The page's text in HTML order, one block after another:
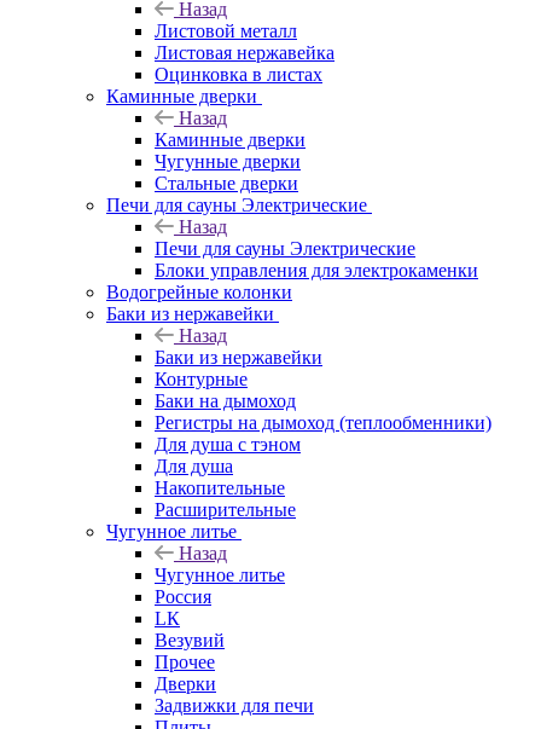
Назад
Листовой металл
Листовая нержавейка
Оцинковка в листах
Каминные дверки
Назад
Каминные дверки
Чугунные дверки
Стальные дверки
Печи для сауны Электрические
Назад
Печи для сауны Электрические
Блоки управления для электрокаменки
Водогрейные колонки
Баки из нержавейки
Назад
Баки из нержавейки
Контурные
Баки на дымоход
Регистры на дымоход (теплообменники)
Для душа с тэном
Для душа
Накопительные
Расширительные
Чугунное литье
Назад
Чугунное литье
Россия
LК
Везувий
Прочее
Дверки
Задвижки для печи